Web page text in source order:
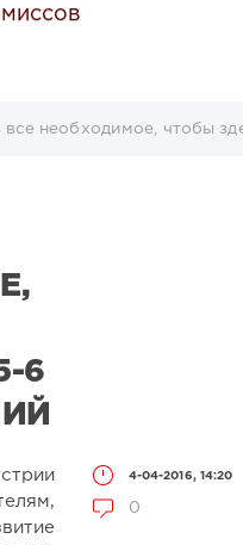
чтобы здесь в ближайшее
6
4-04-2016, 14:20
0